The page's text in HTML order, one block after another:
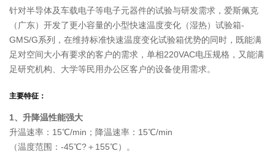
针对半导体及车载电子等电子元器件的试验与研发需求，爱斯佩克
（广东）开发了更小容量的小型快速温度变化（湿热）试验箱-
GMS/G系列，在维持标准快速温度变化试验箱优势的同时，既能满
足对空间大小有要求的客户的需求，单相220VAC电压规格，又能满
足研究机构、大学等民用办公区客户的设备使用需求。
主要特征：
1、升降温性能强大
升温速率：15℃/min；降温速率：15℃/min
（温度范围：-45℃?＋155℃）。